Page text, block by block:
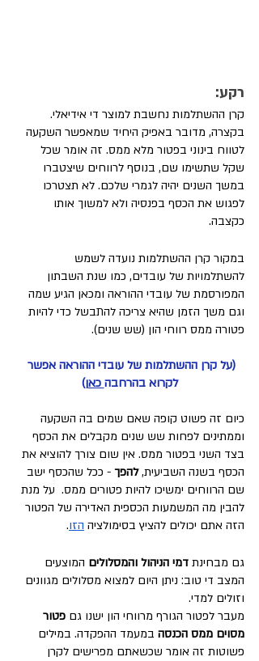
רקע:
קרן ההשתלמות נחשבת למוצר די אידיאלי.
בקצרה, מדובר באפיק היחיד שמאפשר השקעה
לטווח בינוני בפטור מלא ממס. זה אומר שכל
שקל שתשימו שם, בנוסף לרווחים שיצטברו
במשך השנים יהיה לגמרי שלכם. לא תצטרכו
לפגוש את הכסף בפנסיה ולא למשוך אותו
כקצבה.
במקור קרן ההשתלמות נועדה לשמש
להשתלמויות של עובדים, כמו שנת השבתון
המפורסמת של עובדי ההוראה ומכאן הגיע שמה
וגם משך הזמן שהיא צריכה להתבשל כדי להיות
פטורה ממס רווחי הון (שש שנים).
(על קרן ההשתלמות של עובדי ההוראה אפשר
לקרוא בהרחבה כאן)
כיום זה פשוט קופה שאם שמים בה השקעה
וממתינים לפחות שש שנים מקבלים את הכסף
בצד השני בפטור ממס. אין שום צורך להוציא את
הכסף בשנה השביעית, להפך - ככל שהכסף ישב
שם הרווחים ימשיכו להיות פטורים ממס.  על מנת
להבין מה המשמעות הכספית האדירה של הפטור
הזה אתם יכולים להציץ בסימולציה הזו.
גם מבחינת דמי הניהול והמסלולים המוצעים
המצב די טוב: ניתן היום למצוא מסלולים מגוונים
וזולים למדי.
מעבר לפטור הגורף מרווחי הון ישנו גם פטור
מסוים ממס הכנסה במעמד ההפקדה. במילים
פשוטות זה אומר שכשאתם מפרישים לקרן